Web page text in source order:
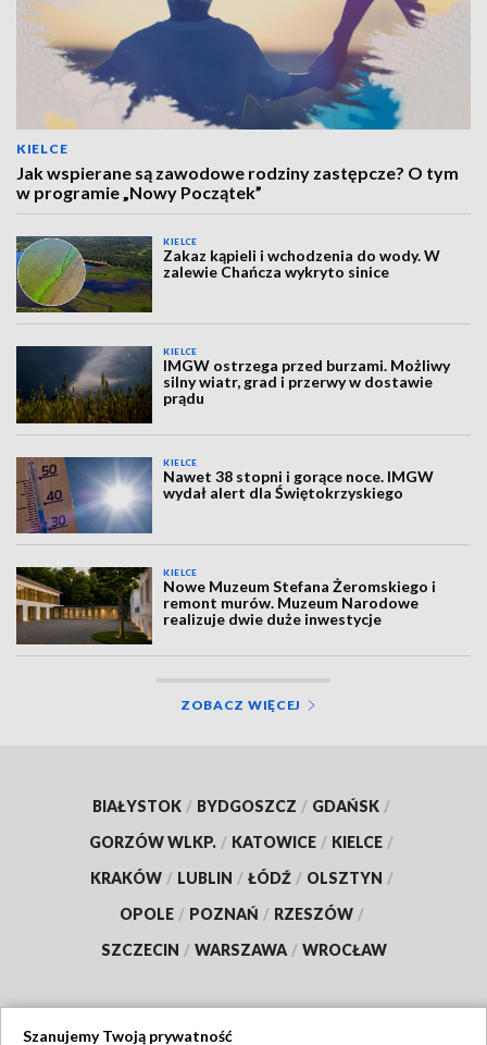
KIELCE
Jak wspierane są zawodowe rodziny zastępcze? O tym
w programie „Nowy Początek”
KIELCE
Zakaz kąpieli i wchodzenia do wody. W
zalewie Chańcza wykryto sinice
KIELCE
IMGW ostrzega przed burzami. Możliwy
silny wiatr, grad i przerwy w dostawie
prądu
KIELCE
Nawet 38 stopni i gorące noce. IMGW
wydał alert dla Świętokrzyskiego
KIELCE
Nowe Muzeum Stefana Żeromskiego i
remont murów. Muzeum Narodowe
realizuje dwie duże inwestycje
ZOBACZ WIĘCEJ
BIAŁYSTOK / BYDGOSZCZ / GDAŃSK /
GORZÓW WLKP. / KATOWICE / KIELCE /
KRAKÓW / LUBLIN / ŁÓDŹ / OLSZTYN /
OPOLE / POZNAŃ / RZESZÓW /
SZCZECIN / WARSZAWA / WROCŁAW
Szanujemy Twoją prywatność